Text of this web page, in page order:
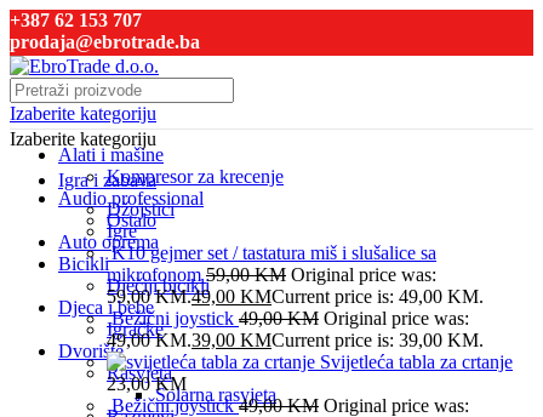
+387 62 153 707
prodaja@ebrotrade.ba
Izaberite kategoriju
Alati i mašine
Kompresor za krecenje
Audio professional
Ostalo
Auto oprema
Bicikli
Dječiji bicikli
Djeca i bebe
Igračke
Dvorište
Rasvjeta
Solarna rasvjeta
Izaberite kategoriju
Igra i zabava
Džojstici
Igre
K10 gejmer set / tastatura miš i slušalice sa
mikrofonom59,00KM Original price was:
59,00 KM.49,00 KMCurrent price is: 49,00 KM.
Bežični joystick 49,00KM Original price was:
49,00 KM.39,00 KMCurrent price is: 39,00 KM.
Svijetleća tabla za crtanje
23,00KM
Bežični joystick49,00KM Original price was: